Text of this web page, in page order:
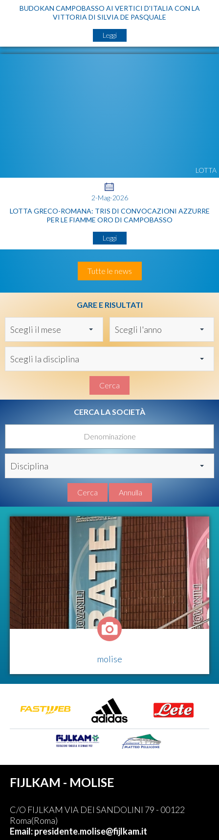
BUDOKAN CAMPOBASSO AI VERTICI D'ITALIA CON LA
VITTORIA DI SILVIA DE PASQUALE
Leggi
2-Mag-2026
LOTTA
LOTTA GRECO-ROMANA: TRIS DI CONVOCAZIONI AZZURRE
PER LE FIAMME ORO DI CAMPOBASSO
Leggi
Tutte le news
GARE E RISULTATI
Scegli il mese Scegli l'anno
Scegli la disciplina
Cerca
CERCA LA SOCIETÀ
Disciplina
Cerca Annulla
molise
FIJLKAM - MOLISE
C/O FIJLKAM VIA DEI SANDOLINI 79 - 00122
Roma(Roma)
Email: presidente.molise@fijlkam.it